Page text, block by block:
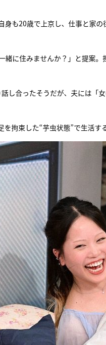
も20歳で上京し、仕事と家
に住みませんか？」と提案
し合ったそうだが、夫には「
拘束した“芋虫状態”で生活す